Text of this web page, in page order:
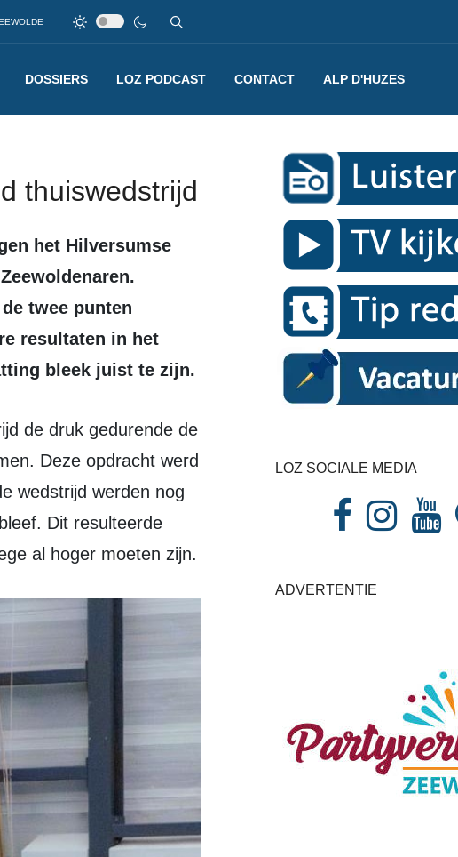
DOSSIERS LOZ PODCAST CONTACT ALP D'HUZES
thuiswedstrijd
twee punten
resultaten in het
bleek juist te zijn.
Deze opdracht werd
wedstrijd werden nog
Dit resulteerde
al hoger moeten zijn.
LOZ SOCIALE MEDIA
ADVERTENTIE